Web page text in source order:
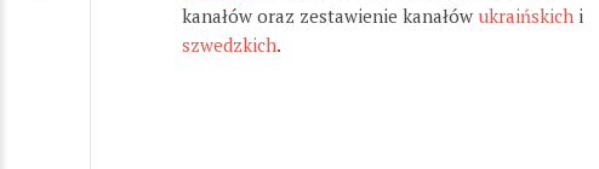
kanałów oraz zestawienie kanałów ukraińskich i
szwedzkich.